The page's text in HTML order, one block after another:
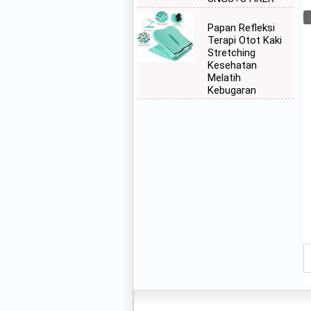
Papan Refleksi
Terapi Otot Kaki
Stretching
Kesehatan
Melatih
Kebugaran